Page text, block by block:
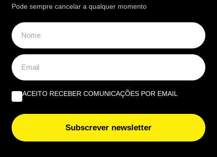
Um carro para toda a vida? Mecânicos
Pode sempre cancelar a qualquer momento
ACEITO RECEBER COMUNICAÇÕES POR EMAIL
Subscrever newsletter